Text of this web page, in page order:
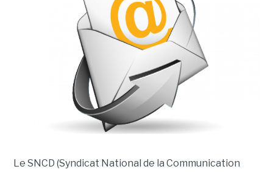
Le SNCD (Syndicat National de la Communication